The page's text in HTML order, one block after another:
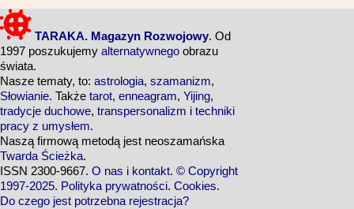
TARAKA. Magazyn Rozwojowy. Od
1997 poszukujemy alternatywnego obrazu
świata.
Nasze tematy, to: astrologia, szamanizm,
Słowianie. Także tarot, enneagram, Yijing,
tradycje duchowe, transpersonalizm i techniki
pracy z umysłem.
Naszą firmową metodą jest neoszamańska
Twarda Ścieżka.
ISSN 2300-9667. O nas i kontakt. © Copyright
1997-2025. Polityka prywatności. Cookies.
Do czego jest potrzebna rejestracja?